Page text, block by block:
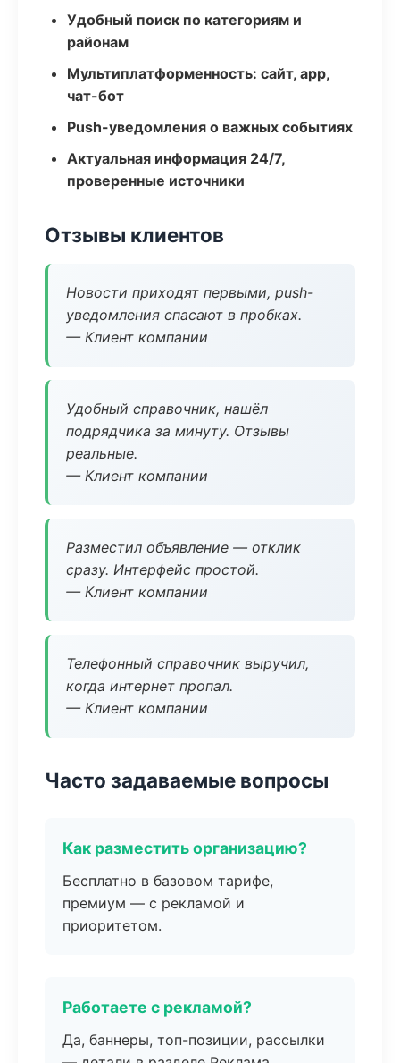
Удобный поиск по категориям и
районам
Мультиплатформенность: сайт, app,
чат-бот
Push-уведомления о важных событиях
Актуальная информация 24/7,
проверенные источники
Отзывы клиентов
Новости приходят первыми, push-
уведомления спасают в пробках.
— Клиент компании
Удобный справочник, нашёл
подрядчика за минуту. Отзывы
реальные.
— Клиент компании
Разместил объявление — отклик
сразу. Интерфейс простой.
— Клиент компании
Телефонный справочник выручил,
когда интернет пропал.
— Клиент компании
Часто задаваемые вопросы
Как разместить организацию?
Бесплатно в базовом тарифе,
премиум — с рекламой и
приоритетом.
Работаете с рекламой?
Да, баннеры, топ-позиции, рассылки